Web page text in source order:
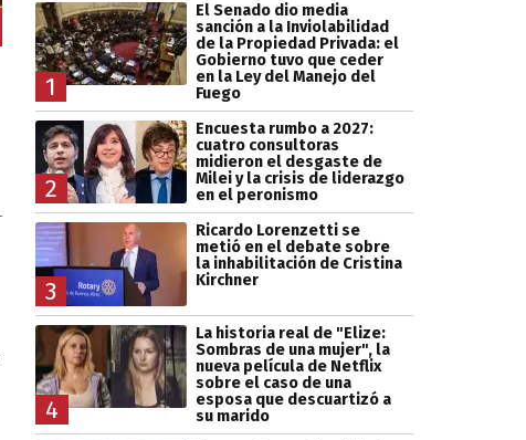
1
El Senado dio media
sanción a la Inviolabilidad
de la Propiedad Privada: el
Gobierno tuvo que ceder
en la Ley del Manejo del
Fuego
2
Encuesta rumbo a 2027:
cuatro consultoras
midieron el desgaste de
Milei y la crisis de liderazgo
en el peronismo
3
Ricardo Lorenzetti se
metió en el debate sobre
la inhabilitación de Cristina
Kirchner
4
La historia real de "Elize:
Sombras de una mujer", la
nueva película de Netflix
sobre el caso de una
esposa que descuartizó a
su marido